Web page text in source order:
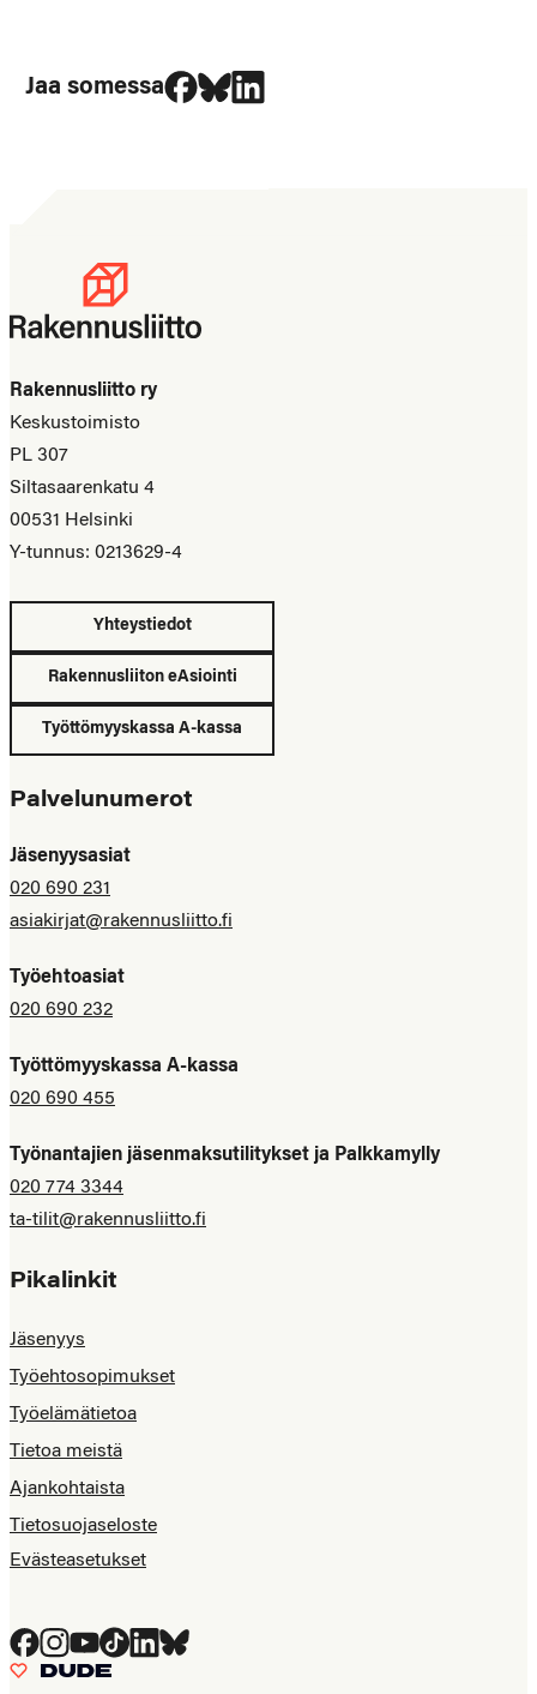
Jaa somessa
Jaa Facebookissa
Jaa Blueskyssa
Jaa LinkedIn:ssä
Rakennusliitto ry
Keskustoimisto
PL 307
Siltasaarenkatu 4
00531 Helsinki
Y-tunnus: 0213629-4
Yhteystiedot
Rakennusliiton eAsiointi
Työttömyyskassa A-kassa
Palvelunumerot
Jäsenyysasiat
020 690 231
asiakirjat@rakennusliitto.fi
Työehtoasiat
020 690 232
Työttömyyskassa A-kassa
020 690 455
Työnantajien jäsenmaksutilitykset ja Palkkamylly
020 774 3344
ta-tilit@rakennusliitto.fi
Pikalinkit
Jäsenyys
Työehtosopimukset
Työelämätietoa
Tietoa meistä
Ajankohtaista
Tietosuojaseloste
Evästeasetukset
Facebook
Instagram
YouTube
TiktokLinkedIn
Bluesky